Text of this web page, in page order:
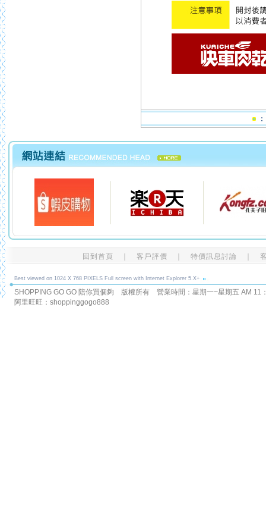
回到首頁 客戶評價 特價訊息討論
Best viewed on 1024 X 768 PIXELS Full screen with Internet Explorer 5.X+
SHOPPING GO GO 陪你買個夠 版權所有 營業時間：星期一~星期五 AM
阿里旺旺：shoppinggogo888